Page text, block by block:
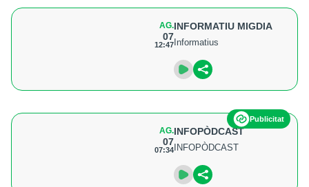
AG.
07
12:47
INFORMATIU MIGDIA
Informatius
Publicitat
AG.
07
07:34
INFOPÒDCAST
INFOPÒDCAST